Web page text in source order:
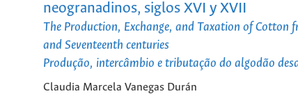
neogranadinos, siglos XVI y XVII
The Production, Exchange, and Taxation of Cotton
and Seventeenth centuries
Produção, intercâmbio e tributação do algodão
Claudia Marcela Vanegas Durán